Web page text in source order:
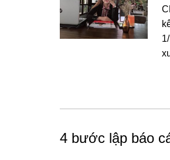
4 bước lập báo